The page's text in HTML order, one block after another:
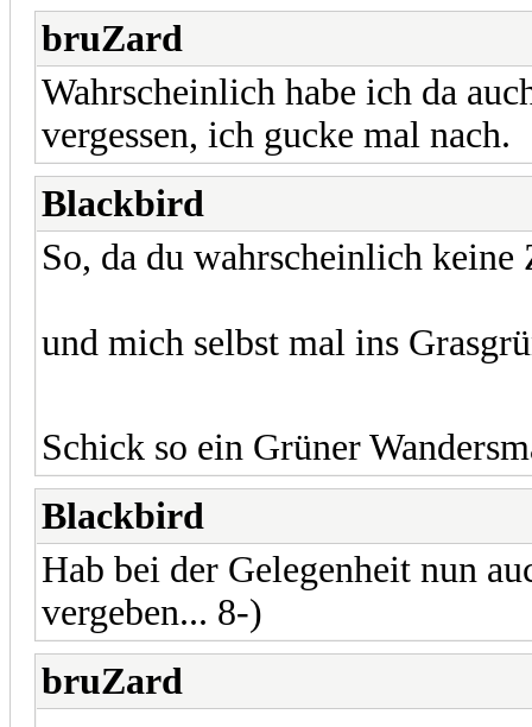
bruZard
Wahrscheinlich habe ich da
vergessen, ich gucke mal nach.
Blackbird
So, da du wahrscheinlich keine
und mich selbst mal ins
Schick so ein Grüner
Blackbird
Hab bei der Gelegenheit nun
vergeben... 8-)
bruZard